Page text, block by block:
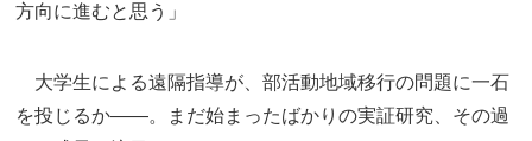
方向に進むと思う」
大学生による遠隔指導が、部活動地域移行の問題に一石
を投じるか――。まだ始まったばかりの実証研究、その過